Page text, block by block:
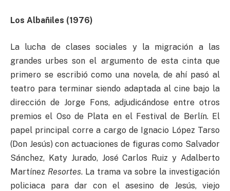
Los Albañiles (1976)
La lucha de clases sociales y la migración a las
grandes urbes son el argumento de esta cinta que
primero se escribió como una novela, de ahí pasó al
teatro para terminar siendo adaptada al cine bajo la
dirección de Jorge Fons, adjudicándose entre otros
premios el Oso de Plata en el Festival de Berlín. El
papel principal corre a cargo de Ignacio López Tarso
(Don Jesús) con actuaciones de figuras como Salvador
Sánchez, Katy Jurado, José Carlos Ruiz y Adalberto
Martínez Resortes. La trama va sobre la investigación
policiaca para dar con el asesino de Jesús, viejo